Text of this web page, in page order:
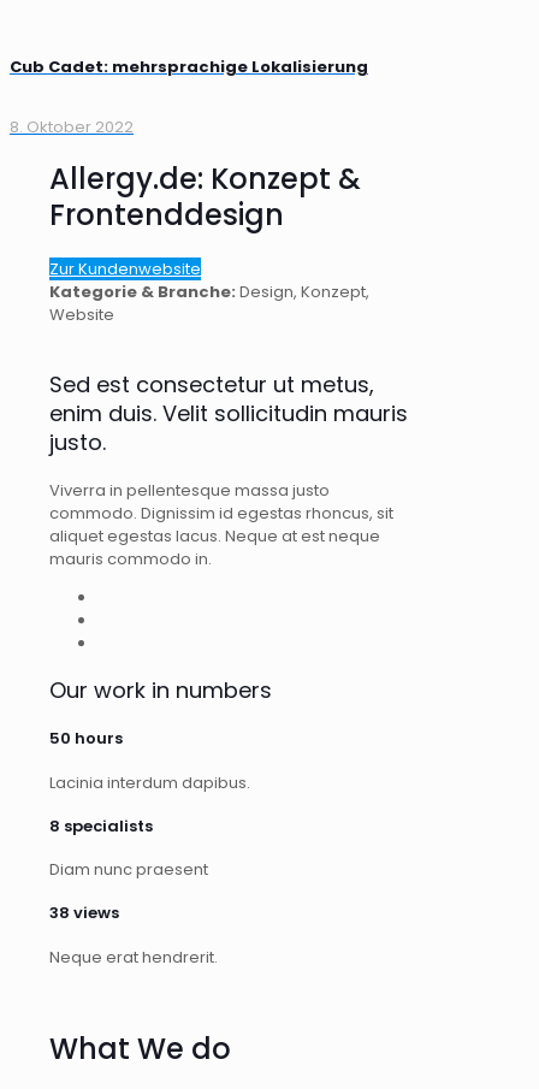
Cub Cadet: mehrsprachige Lokalisierung
8. Oktober 2022
Allergy.de: Konzept &
Frontenddesign
Zur Kundenwebsite
Kategorie & Branche: Design, Konzept,
Website
Sed est consectetur ut metus,
enim duis. Velit sollicitudin mauris
justo.
Viverra in pellentesque massa justo
commodo. Dignissim id egestas rhoncus, sit
aliquet egestas lacus. Neque at est neque
mauris commodo in.
Our work in numbers
50 hours
Lacinia interdum dapibus.
8 specialists
Diam nunc praesent
38 views
Neque erat hendrerit.
What We do